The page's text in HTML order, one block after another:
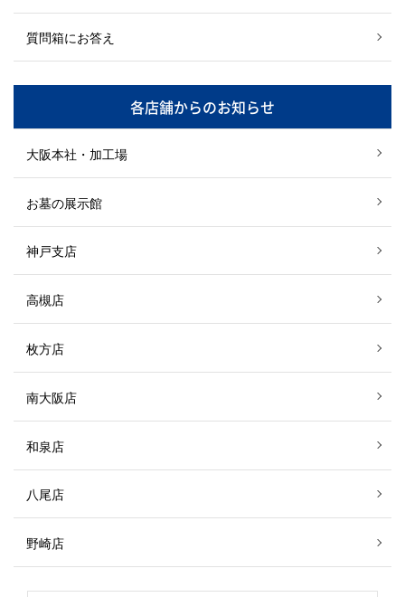
質問箱にお答え
各店舗からのお知らせ
大阪本社・加工場
お墓の展示館
神戸支店
高槻店
枚方店
南大阪店
和泉店
八尾店
野崎店